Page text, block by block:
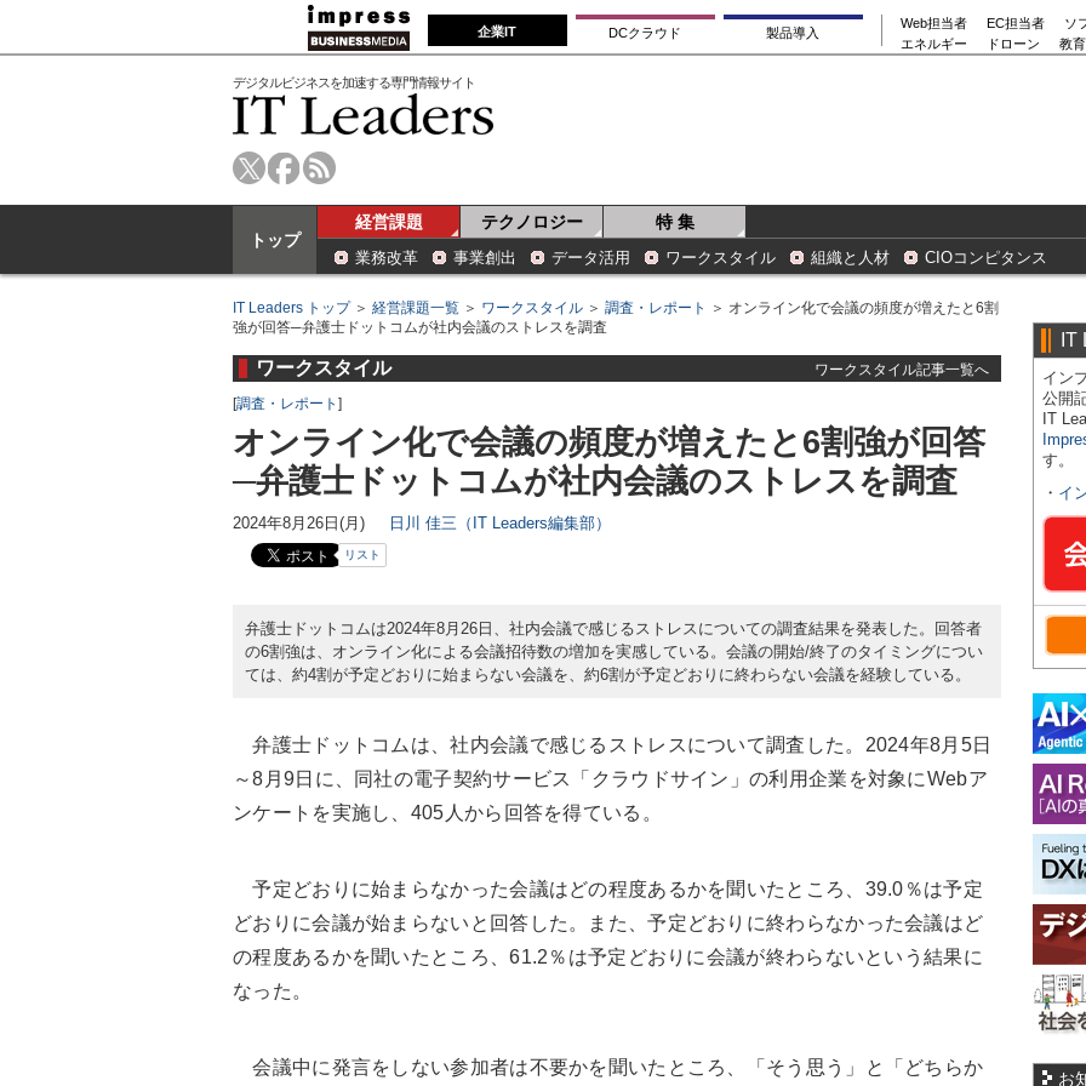
企業IT DCクラウド 製品導入
Web担当者 EC担当者
ソ
エネルギー
ドローン 教
デジタルビジネスを加速する専門情報サイト
トップ
経営課題 テクノロジー 特 集
業務改革 事業創出 データ活用 ワークスタイル 組織と人材 CIOコンピタンス
IT Leaders トップ＞ 経営課題一覧 ＞ ワークスタイル ＞ 調査・レポート
＞ オンライン化で会議の頻度が増えたと6割
強が回答─弁護士ドットコムが社内会議のストレスを調査
ワークスタイル
ワークスタイル記事一覧へ
[調査・レポート ]
オンライン化で会議の頻度が増えたと6割強が回答
─弁護士ドットコムが社内会議のストレスを調査
2024年8月26日(月) 日川 佳三（IT Leaders編集部）
リスト
弁護士ドットコムは2024年8月26日、社内会議で感じるストレスについての調査結果を発表した。回答者
の6割強は、オンライン化による会議招待数の増加を実感している。会議の開始/終了のタイミングについ
ては、約4割が予定どおりに始まらない会議を、約6割が予定どおりに終わらない会議を経験している。
弁護士ドットコムは、社内会議で感じるストレスについて調査した。2024年8月5日
～8月9日に、同社の電子契約サービス「クラウドサイン」の利用企業を対象にWebア
ンケートを実施し、405人から回答を得ている。
予定どおりに始まらなかった会議はどの程度あるかを聞いたところ、39.0％は予定
どおりに会議が始まらないと回答した。また、予定どおりに終わらなかった会議はど
の程度あるかを聞いたところ、61.2％は予定どおりに会議が終わらないという結果に
なった。
会議中に発言をしない参加者は不要かを聞いたところ、「そう思う」と「どちらか
IT
イン
公開
IT
す。
・ イ
お